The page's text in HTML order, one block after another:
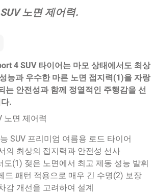
노면 제어력.
4 SUV 타이어는 마모 상태에서도 최상
능과 우수한 마른 노면 접지력(1)을 자랑
는 안전성과 함께 정열적인 주행감을 선
.
노면 제어력
SUV 프리미엄 여름용 로드 타이어
의 최상의 접지력과 안전성 선사
도(1) 젖은 노면에서 최고 제동 성능 발휘
드 패턴 적용으로 매우 긴 수명(2) 보장
감 개선을 고려하여 설계